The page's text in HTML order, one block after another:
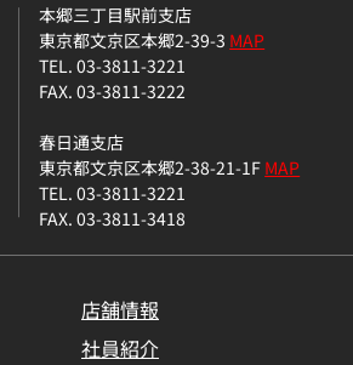
本郷三丁目駅前支店
東京都文京区本郷2-39-3 MAP
TEL. 03-3811-3221
FAX. 03-3811-3222
春日通支店
東京都文京区本郷2-38-21-1FMAP
TEL. 03-3811-3221
FAX. 03-3811-3418
店舗情報
社員紹介